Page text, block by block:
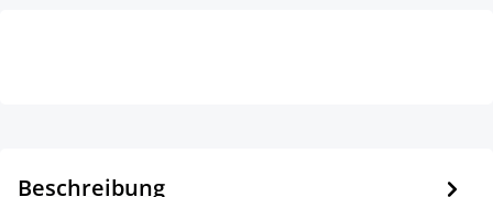
Beschreibung